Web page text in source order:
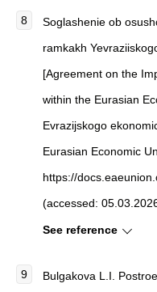
Soglashenie ob
ramkakh
[Agreement on the
within the Eurasian
Evrazijskogo
Eurasian Economic
https://
(accessed:
See reference
Bulgakova L.I.